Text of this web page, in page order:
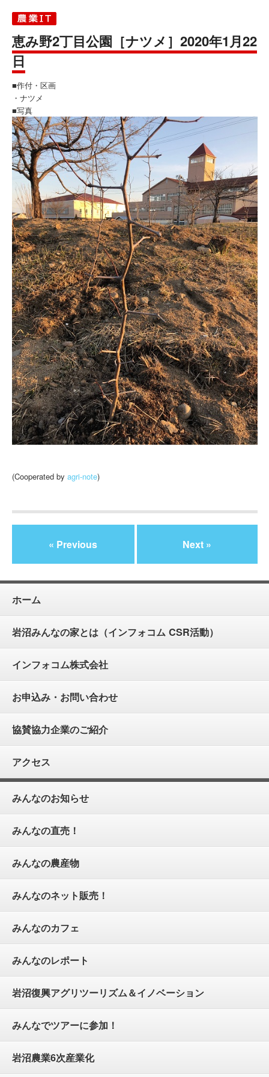
恵み野2丁目公園［ナツメ］2020年1月22
日
■作付・区画
・ナツメ
■写真
(Cooperated by agri-note)
« Previous Next »
ホーム
岩沼みんなの家とは（インフォコム CSR活動）
インフォコム株式会社
お申込み・お問い合わせ
協賛協力企業のご紹介
アクセス
みんなのお知らせ
みんなの直売！
みんなの農産物
みんなのネット販売！
みんなのカフェ
みんなのレポート
岩沼復興アグリツーリズム＆イノベーション
みんなでツアーに参加！
岩沼農業6次産業化